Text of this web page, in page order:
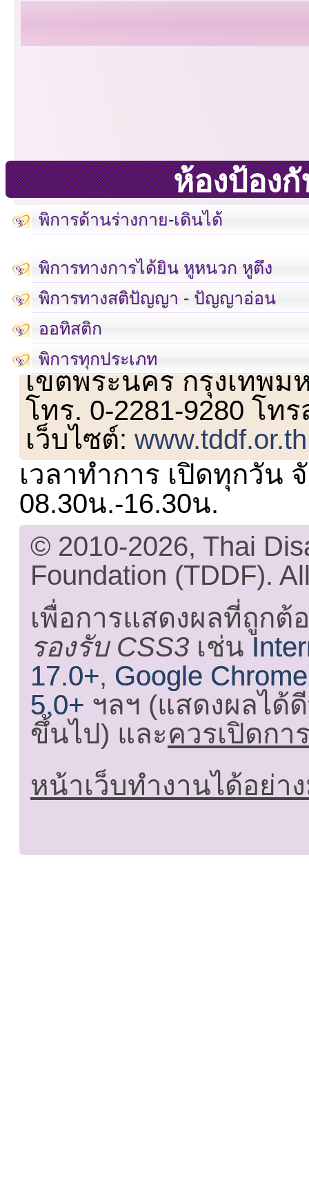
ห้องป้อง
พิการด้านร่างกาย-เดินได้
พิการทางการได้ยิน หูหนวก หูตึง
พิการทางสติปัญญา - ปัญญาอ่อน
ออทิสติก
พิการทุกประเภท
เลขที่ 23 ชั้น 2 ถนนวิ
เขตพระนคร กรุงเทพม
โทร. 0-2281-9280 โท
เว็บไซต์:www.tddf.or.th
เวลาทำการ เปิดทุกวัน
08.30น.-16.30น.
© 2010-2026, Thai
Foundation (TDDF).
เพื่อการแสดงผลที่ถูกต้
รองรับ CSS3 เช่น
17.0+, Google
5.0+ ฯลฯ (แสดงผลได้
ขึ้นไป) และควรเปิดกา
หน้าเว็บทำงานได้อย่า